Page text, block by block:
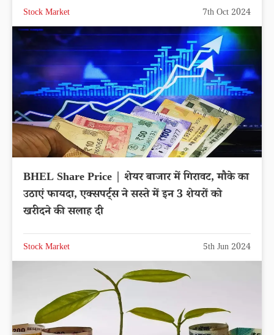
Stock Market 7th Oct 2024
BHEL Share Price | शेयर बाजार में गिरावट, मौके का
उठाएं फायदा, एक्सपर्ट्स ने सस्ते में इन 3 शेयरों को
खरीदने की सलाह दी
Stock Market 5th Jun 2024